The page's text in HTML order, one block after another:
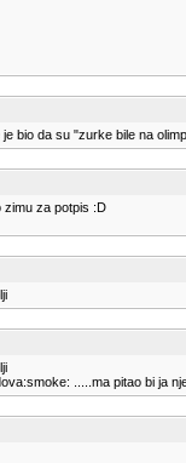
bio da su "zurke bile na
zimu za potpis :D
.....ma pitao bi ja